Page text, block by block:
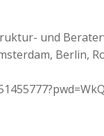
und
Berlin,